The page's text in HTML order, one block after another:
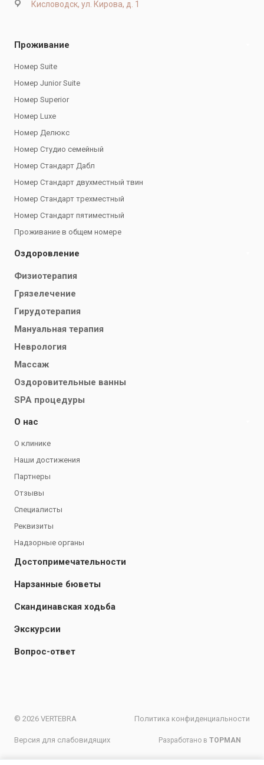
Кисловодск, ул. Кирова, д. 1
Проживание
Номер Suite
Номер Junior Suite
Номер Superior
Номер Luxe
Номер Делюкс
Номер Студио семейный
Номер Стандарт Дабл
Номер Стандарт двухместный твин
Номер Стандарт трехместный
Номер Стандарт пятиместный
Проживание в общем номере
Оздоровление
Физиотерапия
Грязелечение
Гирудотерапия
Мануальная терапия
Неврология
Массаж
Оздоровительные ванны
SPA процедуры
О нас
О клинике
Наши достижения
Партнеры
Отзывы
Специалисты
Реквизиты
Надзорные органы
Достопримечательности
Нарзанные бюветы
Скандинавская ходьба
Экскурсии
Вопрос-ответ
© 2026 VERTEBRA Политика конфиденциальности
Версия для слабовидящих Разработано в TOPMAN